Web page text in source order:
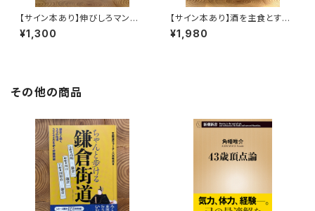
【サイン本あり】伸びしろマンが
ゆく！
¥1,300
【サイン本あり】酒を主食とする
人々 エチオピアの科学的秘境
を旅する
¥1,980
その他の商品